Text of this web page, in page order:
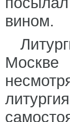
вином.
Москве